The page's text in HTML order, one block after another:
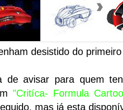
desistido do
de avisar para quem
"Critíca- Formula
mas já esta